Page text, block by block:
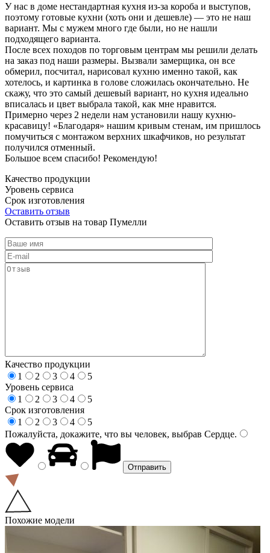
У нас в доме нестандартная кухня из-за короба и выступов,
поэтому готовые кухни (хоть они и дешевле) — это не наш
вариант. Мы с мужем много где были, но не нашли
подходящего варианта.
После всех походов по торговым центрам мы решили делать
на заказ под наши размеры. Вызвали замерщика, он все
обмерил, посчитал, нарисовал кухню именно такой, как
хотелось, и картинка в голове сложилась окончательно. Не
скажу, что это самый дешевый вариант, но кухня идеально
вписалась и цвет выбрала такой, как мне нравится.
Примерно через 2 недели нам установили нашу кухню-
красавицу! «Благодаря» нашим кривым стенам, им пришлось
помучиться с монтажом верхних шкафчиков, но результат
получился отменный.
Большое всем спасибо! Рекомендую!
Качество продукции
Уровень сервиса
Срок изготовления
Оставить отзыв
Оставить отзыв на товар Пумелли
Качество продукции
1
2 3 4
5
Уровень сервиса
1
2 3 4
5
Срок изготовления
1
2 3 4
5
Пожалуйста, докажите, что вы человек, выбрав Сердце.
Похожие модели